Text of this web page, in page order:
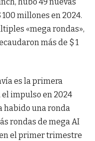
millones en 2024.
«mega rondas»,
más de $ 1
es la primera
impulso en 2024
habido una ronda
rondas de mega AI
el primer trimestre